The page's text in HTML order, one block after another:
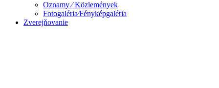
Oznamy ⁄ Közlemények
Fotogaléria⁄Fényképgaléria
Zverejňovanie